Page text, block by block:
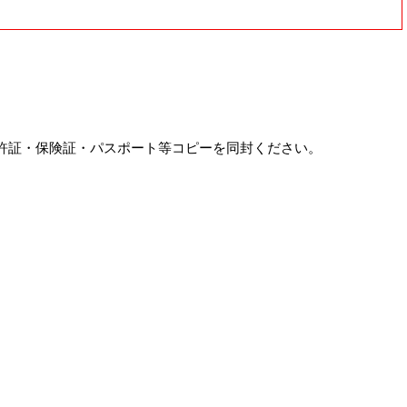
・保険証・パスポート等コピーを同封ください。